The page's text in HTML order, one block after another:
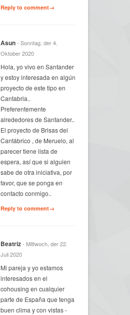
Reply to comment→
Asun- Sonntag, der 4.
Oktober 2020
Hola, yo vivo en Santander
y estoy interesada en algún
proyecto de este tipo en
Cantabria..
Preferentemente
alrededores de Santander..
El proyecto de Brisas del
Cantábrico , de Meruelo, al
parecer tiene lista de
espera, así que si alguien
sabe de otra iniciativa, por
favor, que se ponga en
contacto conmigo..
Reply to comment→
Beatriz- Mittwoch, der 22.
Juli 2020
Mi pareja y yo estamos
interesados en el
cohousing en cualquier
parte de España que tenga
buen clima y con vistas -